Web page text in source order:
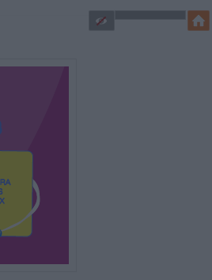
SÜTI BEÁLLÍTÁSOK MÓDOSÍTÁSA